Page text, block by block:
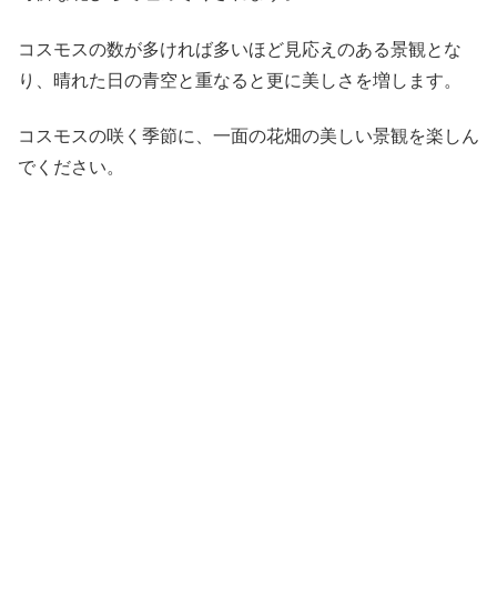
コスモスの数が多ければ多いほど見応えのある景観とな
り、晴れた日の青空と重なると更に美しさを増します。
コスモスの咲く季節に、一面の花畑の美しい景観を楽しん
でください。